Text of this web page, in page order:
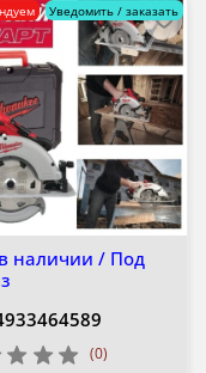
наличии / Под
Уведомить / заказать
(0)